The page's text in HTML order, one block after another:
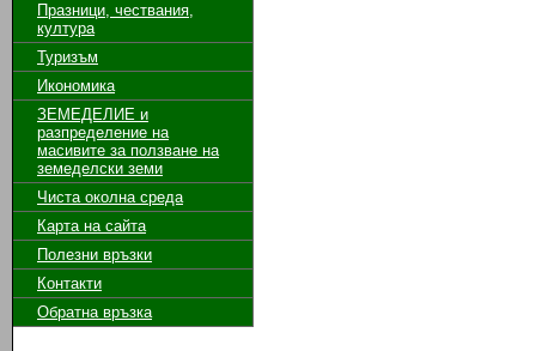
Празници, чествания,
култура
Туризъм
Икономика
ЗЕМЕДЕЛИЕ и
разпределение на
масивите за ползване на
земeделски земи
Чиста околна среда
Карта на сайта
Полезни връзки
Контакти
Обратна връзка